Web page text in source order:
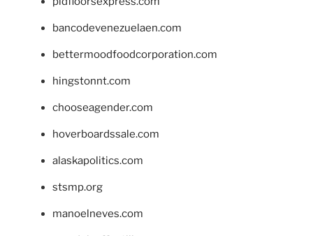
bancodevenezuelaen.com
bettermoodfoodcorporation.com
hingstonnt.com
chooseagender.com
hoverboardssale.com
alaskapolitics.com
stsmp.org
manoelneves.com